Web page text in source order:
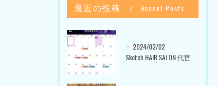
最近の投稿 Recent Posts
2024/02/02